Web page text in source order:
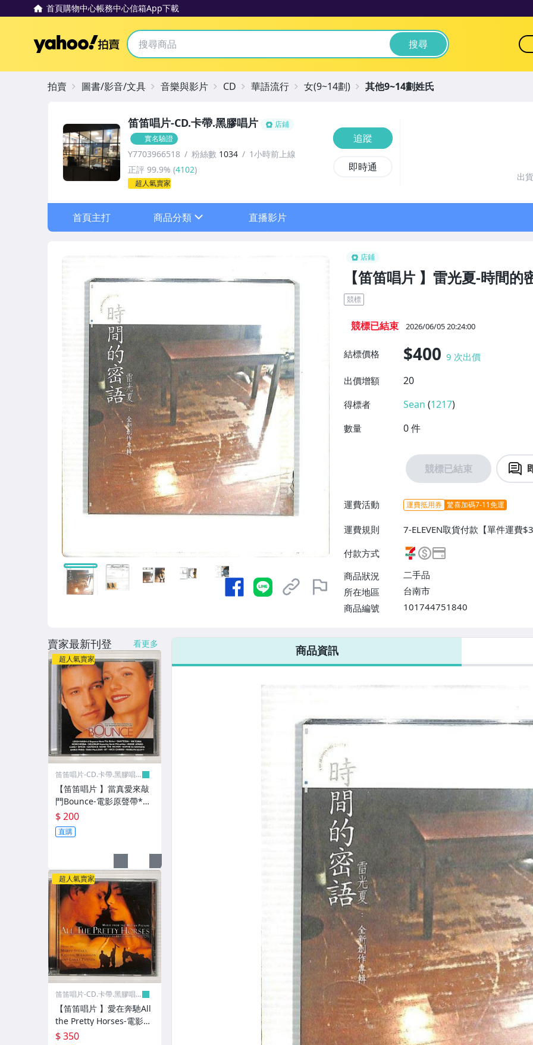
首頁購物中心帳務中心信箱App下載
Yahoo拍賣 搜尋
店鋪
【笛笛唱片 】雷光夏-時間的
競標
競標已結束 2026/06/05 20:24:00
結標價格 $400 9 次出價
出價增額
20
得標者 Sean (1217)
數量 0件
競標已結束
運費活動 運費抵用券 驚喜加碼7-11免運
運費規則
7-ELEVEN取貨付款【單件運費
費$50、滿5件免運費】
付款方式
商品狀況
二手品
所在地區
台南市
商品編號
101744751840
7-ELEVEN 運費只要38元
笛笛唱片-CD.卡帶.黑膠唱片
店鋪
實名驗證
Y7703966518 粉絲數 1034
1小時前上線
正評 99.9% (4102)
超人氣賣家
追蹤
即時通
出
首頁主打 商品分類
絕版CD競標
CD國語男歌手
CD國語女歌手
CD國語團體
CD國語合輯
CD台語男歌手
CD台語女歌手
CD台語團體.合輯
西洋男歌手
西洋女歌手
華語電視.電影原聲帶
西洋電影原聲帶
日本流行音樂團體
客家.原住民
古典音樂
樂器演奏
聖誕.新年
懷念國語老歌
日本演歌
直播影片
拍賣 圖書/影音/文具 音樂與影片 CD 華語流行 女(9~14劃) 其他9~14劃姓氏
商品資訊
賣家最新刊登 看更多
超人氣賣家
笛笛唱片-CD.卡帶.黑膠唱
【笛笛唱片 】當真愛來敲
門Bounce-電影原聲帶*原
版CD
$ 200
直購
超人氣賣家
笛笛唱片-CD.卡帶.黑膠唱
【笛笛唱片 】愛在奔馳All
the Pretty Horses-電影原
聲帶*原版CD
$ 350